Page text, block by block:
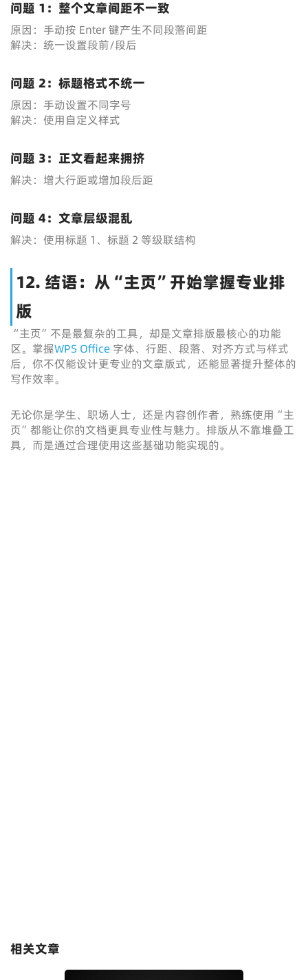
问题 1：整个文章间距不一致
原因：手动按 Enter 键产生不同段落间距
解决：统一设置段前/段后
问题 2：标题格式不统一
原因：手动设置不同字号
解决：使用自定义样式
问题 3：正文看起来拥挤
解决：增大行距或增加段后距
问题 4：文章层级混乱
解决：使用标题 1、标题 2 等级联结构
12. 结语：从“主页”开始掌握专业排
版
“主页”不是最复杂的工具，却是文章排版最核心的功能
区。掌握WPS Office 字体、行距、段落、对齐方式与样式
后，你不仅能设计更专业的文章版式，还能显著提升整体的
写作效率。
无论你是学生、职场人士，还是内容创作者，熟练使用“主
页”都能让你的文档更具专业性与魅力。排版从不靠堆叠工
具，而是通过合理使用这些基础功能实现的。
相关文章